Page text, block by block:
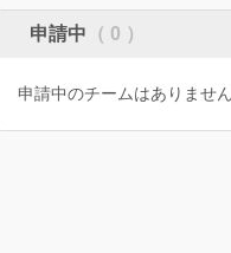
申請中 （ 0 ）
申請中のチームはありません